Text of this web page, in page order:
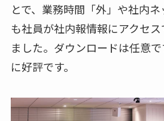
とで、業務時間「外」や社内
も社員が社内報情報にアクセ
ました。ダウンロードは任意
に好評です。